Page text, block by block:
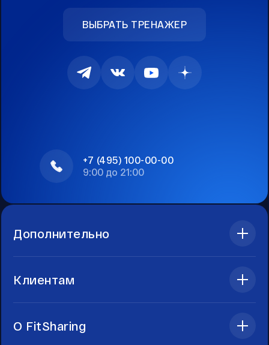
ВЫБРАТЬ ТРЕНАЖЕР
+7 (495) 100-00-00
9:00 до 21:00
Дополнительно
Клиентам
О FitSharing